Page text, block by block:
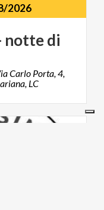
2026
nottedi
Carlo Porta, 4,
LC